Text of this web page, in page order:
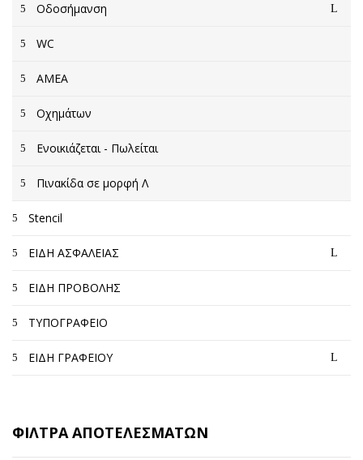
Οδοσήμανση
WC
AMEA
Οχημάτων
Ενοικιάζεται - Πωλείται
Πινακίδα σε μορφή Λ
Stencil
ΕΙΔΗ ΑΣΦΑΛΕΙΑΣ
ΕΙΔΗ ΠΡΟΒΟΛΗΣ
ΤΥΠΟΓΡΑΦΕΙΟ
ΕΙΔΗ ΓΡΑΦΕΙΟΥ
ΦΙΛΤΡΑ ΑΠΟΤΕΛΕΣΜΑΤΩΝ